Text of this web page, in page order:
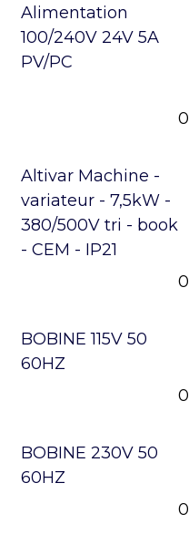
Alimentation
100/240V 24V 5A
PV/PC
0
Altivar Machine -
variateur - 7,5kW -
380/500V tri - book
- CEM - IP21
0
BOBINE 115V 50
60HZ
0
BOBINE 230V 50
60HZ
0